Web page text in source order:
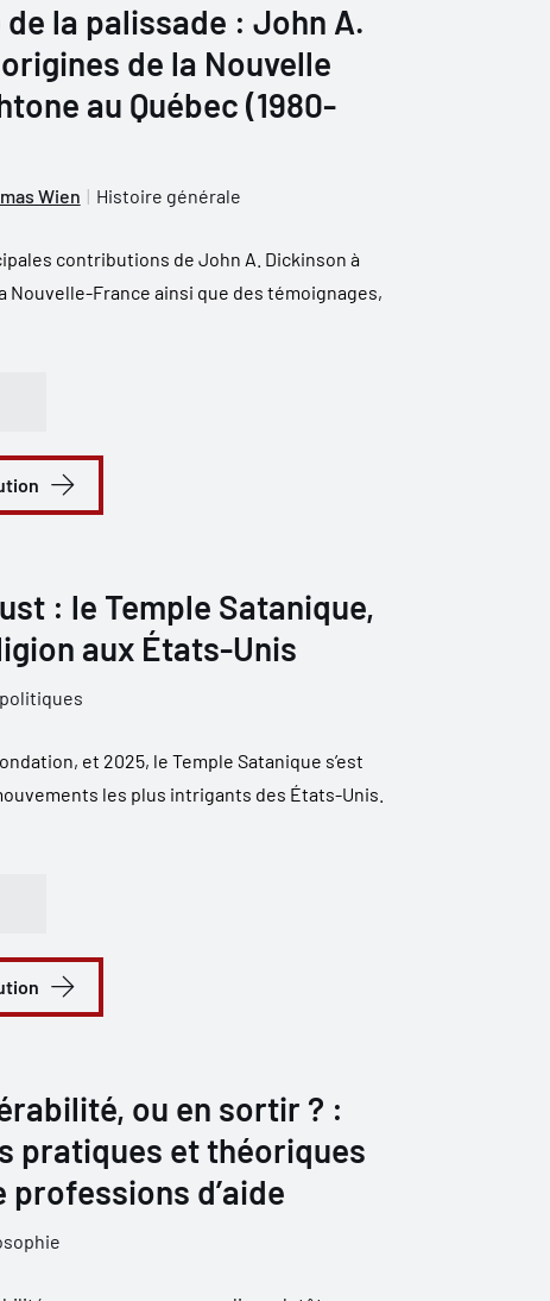
de la palissade : John A.
de la Nouvelle
au Québec (1980-
Wien Histoire générale
contributions de John A. Dickinson à
Nouvelle-France ainsi que des témoignages,
: le Temple Satanique,
aux États-Unis
et 2025, le Temple Satanique s’est
les plus intrigants des États-Unis.
ou en sortir ? :
pratiques et théoriques
professions d’aide